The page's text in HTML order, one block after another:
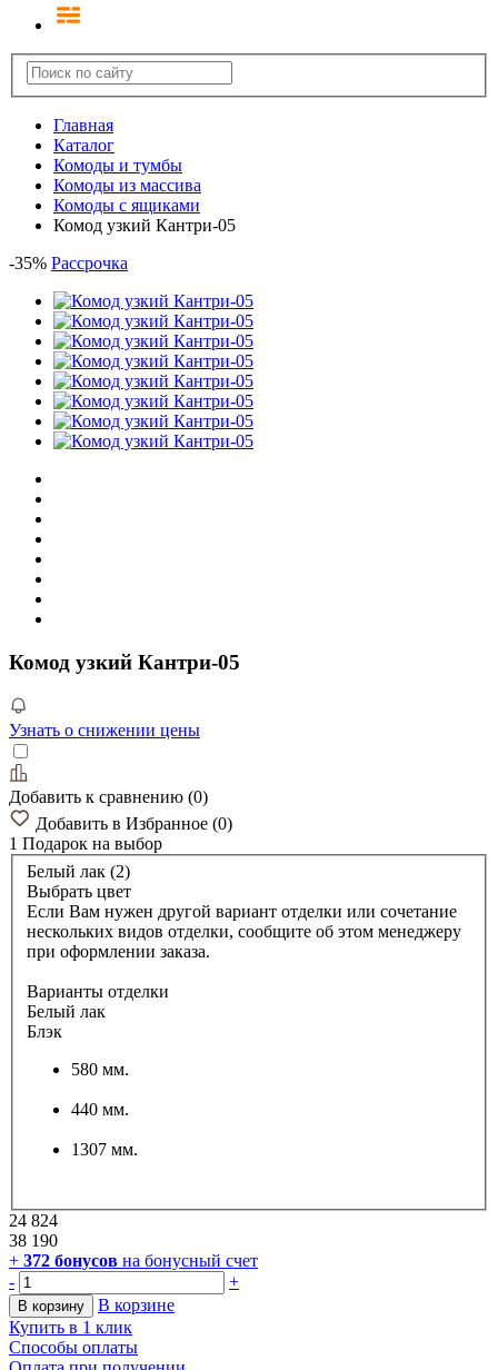
Главная
Каталог
Комоды и тумбы
Комоды из массива
Комоды с ящиками
Комод узкий Кантри-05
-35% Рассрочка
Комод узкий Кантри-05
Узнать о снижении цены
Добавить к сравнению (0)
Добавить в Избранное (0)
1 Подарок на выбор
Белый лак (2)
Выбрать цвет
Если Вам нужен другой вариант отделки или сочетание
нескольких видов отделки, сообщите об этом менеджеру
при оформлении заказа.
Варианты отделки
Белый лак
Блэк
580 мм.
440 мм.
1307 мм.
24 824
38 190
+ 372 бонусов на бонусный счет
-
+
В корзину
В корзине
Купить в 1 клик
Способы оплаты